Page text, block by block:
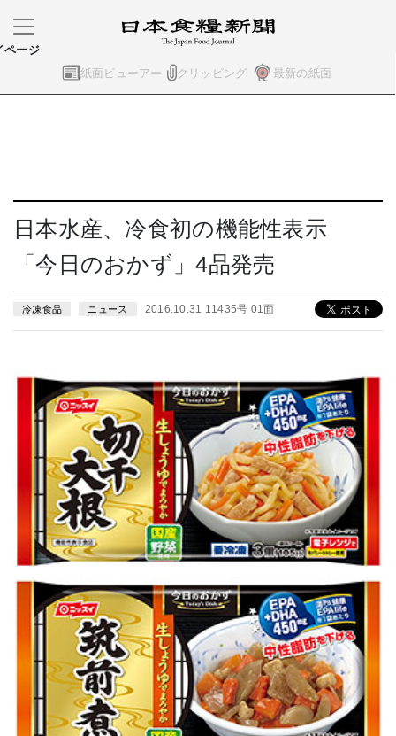
紙面ビューアー クリッピング 最新の紙面
ページ
日本水産、冷食初の機能性表示
「今日のおかず」4品発売
冷凍食品 ニュース 2016.10.31 11435号 01面